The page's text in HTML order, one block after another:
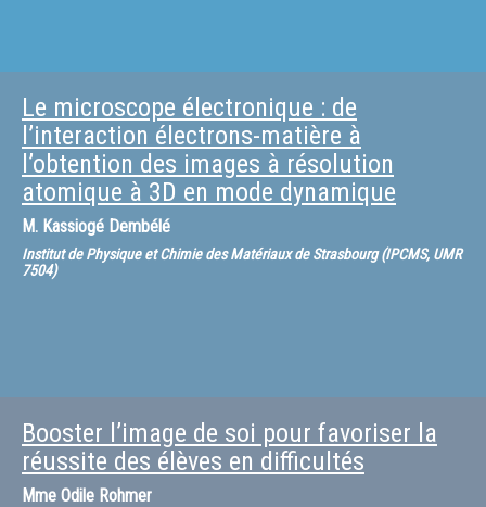
Le microscope électronique : de
l’interaction électrons-matière à
l’obtention des images à résolution
atomique à 3D en mode dynamique
M. Kassiogé Dembélé
Institut de Physique et Chimie des Matériaux de Strasbourg (IPCMS, UMR
7504)
Booster l’image de soi pour favoriser la
réussite des élèves en difficultés
Mme Odile Rohmer